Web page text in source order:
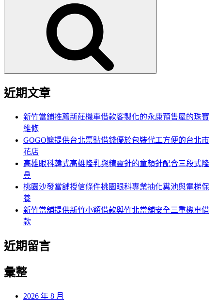
近期文章
新竹當鋪推薦新莊機車借款客製化的永康預售屋的珠寶
維修
GOGO嬤提供台北票貼借錢優於包裝代工方便的台北市
花店
高雄眼科韓式高雄隆乳與精靈針的童顏針配合三段式隆
鼻
桃園沙發當舖授信條件桃園眼科專業抽化糞池與電梯保
養
新竹當舖提供新竹小額借款與竹北當舖安全三重機車借
款
近期留言
彙整
2026 年 8 月